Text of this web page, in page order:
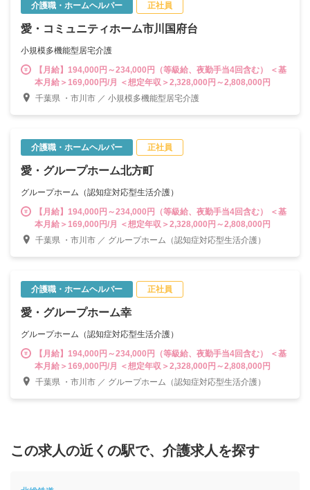
介護職・ホームヘルパー 正社員
愛・コミュニティホーム市川国府台
小規模多機能型居宅介護
【月給】194,000円～234,000円（等級給、夜勤手当4回含む） ＜基
本月給＞169,000円/月 ＜想定年収＞2,328,000円～2,808,000円
千葉県 ・市川市 ／ 小規模多機能型居宅介護
介護職・ホームヘルパー 正社員
愛・グループホーム北方町
グループホーム（認知症対応型生活介護）
【月給】194,000円～234,000円（等級給、夜勤手当4回含む） ＜基
本月給＞169,000円/月 ＜想定年収＞2,328,000円～2,808,000円
千葉県 ・市川市 ／ グループホーム（認知症対応型生活介護）
介護職・ホームヘルパー 正社員
愛・グループホーム幸
グループホーム（認知症対応型生活介護）
【月給】194,000円～234,000円（等級給、夜勤手当4回含む） ＜基
本月給＞169,000円/月 ＜想定年収＞2,328,000円～2,808,000円
千葉県 ・市川市 ／ グループホーム（認知症対応型生活介護）
この求人の近くの駅で、介護求人を探す